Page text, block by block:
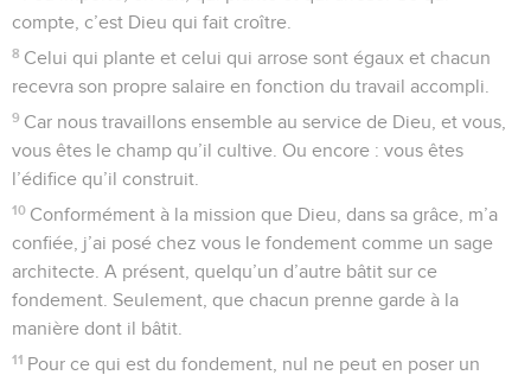
compte, c’est Dieu qui fait croître.
8 Celui qui plante et celui qui arrose sont égaux et chacun
recevra son propre salaire en fonction du travail accompli.
9 Car nous travaillons ensemble au service de Dieu, et vous,
vous êtes le champ qu’il cultive. Ou encore : vous êtes
l’édifice qu’il construit.
10 Conformément à la mission que Dieu, dans sa grâce, m’a
confiée, j’ai posé chez vous le fondement comme un sage
architecte. A présent, quelqu’un d’autre bâtit sur ce
fondement. Seulement, que chacun prenne garde à la
manière dont il bâtit.
11 Pour ce qui est du fondement, nul ne peut en poser un